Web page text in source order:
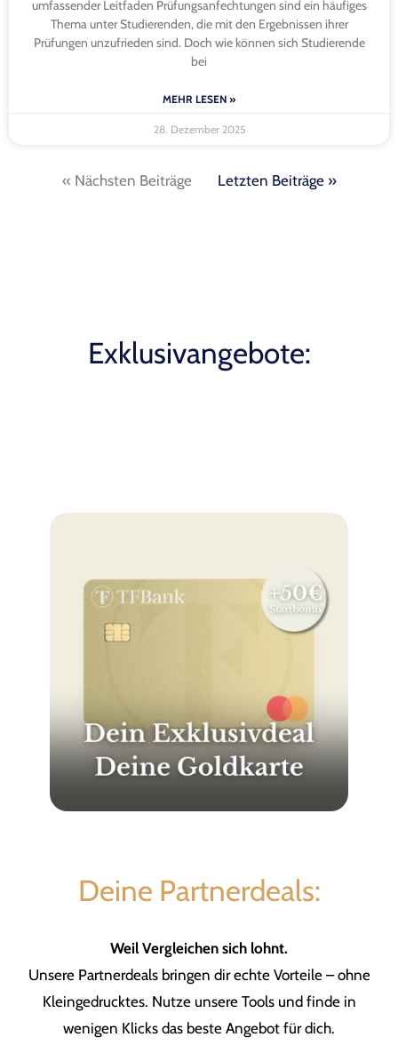
umfassender Leitfaden Prüfungsanfechtungen sind ein häufiges
Thema unter Studierenden, die mit den Ergebnissen ihrer
Prüfungen unzufrieden sind. Doch wie können sich Studierende
bei
MEHR LESEN »
28. Dezember 2025
« Nächsten Beiträge Letzten Beiträge »
Exklusivangebote:
Deine Partnerdeals:
Weil Vergleichen sich lohnt.
Unsere Partnerdeals bringen dir echte Vorteile – ohne
Kleingedrucktes. Nutze unsere Tools und finde in
wenigen Klicks das beste Angebot für dich.